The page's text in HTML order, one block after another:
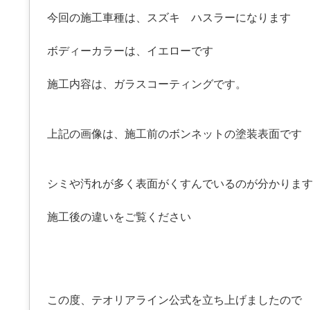
今回の施工車種は、スズキ ハスラーになります
ボディーカラーは、イエローです
施工内容は、ガラスコーティングです。
上記の画像は、施工前のボンネットの塗装表面です
シミや汚れが多く表面がくすんでいるのが分かります
施工後の違いをご覧ください
この度、テオリアライン公式を立ち上げましたので